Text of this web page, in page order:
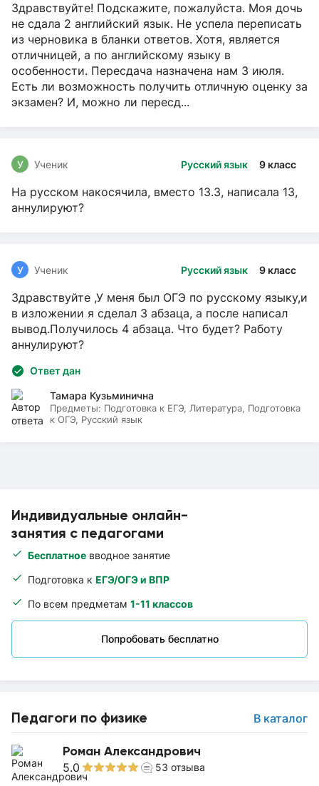
Индивидуальные онлайн-
занятия с педагогами
Бесплатное вводное занятие
Подготовка к ЕГЭ/ОГЭ и ВПР
По всем предметам 1-11 классов
Попробовать бесплатно
Педагоги по физике В каталог
Роман Александрович
5.0 53 отзыва
Здравствуйте! Подскажите, пожалуйста. Моя дочь
не сдала 2 английский язык. Не успела переписать
из черновика в бланки ответов. Хотя, является
отличницей, а по английскому языку в
особенности. Пересдача назначена нам 3 июля.
Есть ли возможность получить отличную оценку за
экзамен? И, можно ли пересд...
Русский язык 9 класс
У Ученик
На русском накосячила, вместо 13.3, написала 13,
аннулируют?
Русский язык 9 класс
У Ученик
Здравствуйте ,У меня был ОГЭ по русскому языку,и
в изложении я сделал 3 абзаца, а после написал
вывод.Получилось 4 абзаца. Что будет? Работу
аннулируют?
Ответ дан
Тамара Кузьминична
Предметы: Подготовка к ЕГЭ, Литература, Подготовка
к ОГЭ, Русский язык